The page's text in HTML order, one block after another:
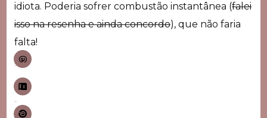
idiota. Poderia sofrer combustão instantânea (falei
isso na resenha e ainda concordo), que não faria
falta!